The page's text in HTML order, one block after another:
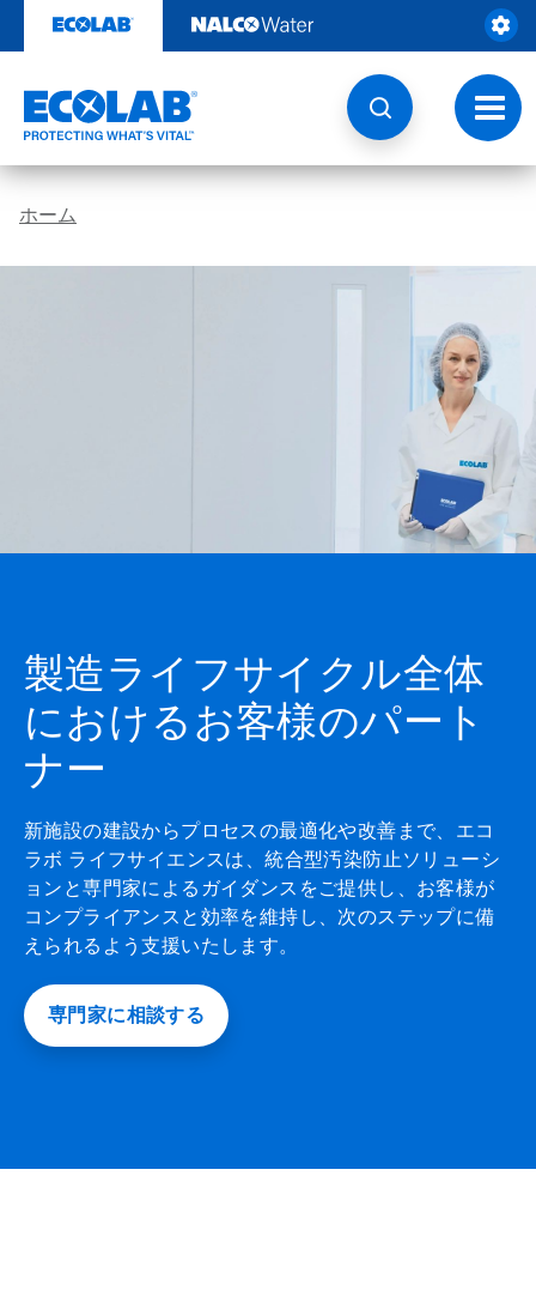
テ
る
ト
グ
ル
ナ
ホーム
製造ライフサイクル全体
におけるお客様のパート
ナー
新施設の建設からプロセスの最適化や改善まで、エコ
ラボ ライフサイエンスは、統合型汚染防止ソリューシ
ョンと専門家によるガイダンスをご提供し、お客様が
コンプライアンスと効率を維持し、次のステップに備
えられるよう支援いたします。
専門家に相談する